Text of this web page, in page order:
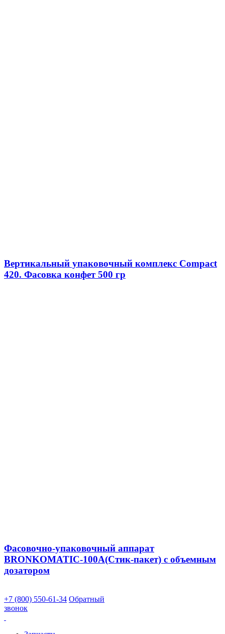
Вертикальный упаковочный комплекс Compact
420. Фасовка конфет 500 гр
Фасовочно-упаковочный аппарат
BRONKOMATIC-100A(Стик-пакет) с объемным
дозатором
+7 (800) 550-61-34 Обратный
звонок